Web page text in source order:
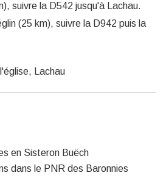
suivre la D542 jusqu'à Lachau.
(25 km), suivre la D942 puis la
Lachau
en Sisteron Buëch
dans le PNR des Baronnies